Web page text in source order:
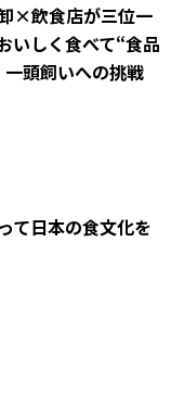
×飲食店が三位一
いしく食べて“食品
頭飼いへの挑戦
て日本の食文化を